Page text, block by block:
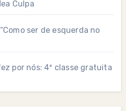
Culpa
ser de esquerda no
por nós: 4ª classe gratuita